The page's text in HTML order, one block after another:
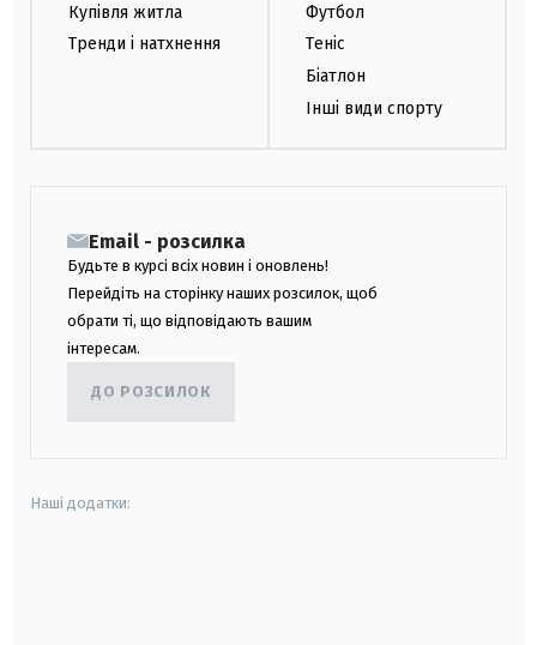
Купівля житла
Тренди і натхнення
Футбол
Теніс
Біатлон
Інші види спорту
Email - розсилка
Будьте в курсі всіх новин і оновлень!
Перейдіть на сторінку наших розсилок, щоб
обрати ті, що відповідають вашим
інтересам.
ДО РОЗСИЛОК
Наші додатки: